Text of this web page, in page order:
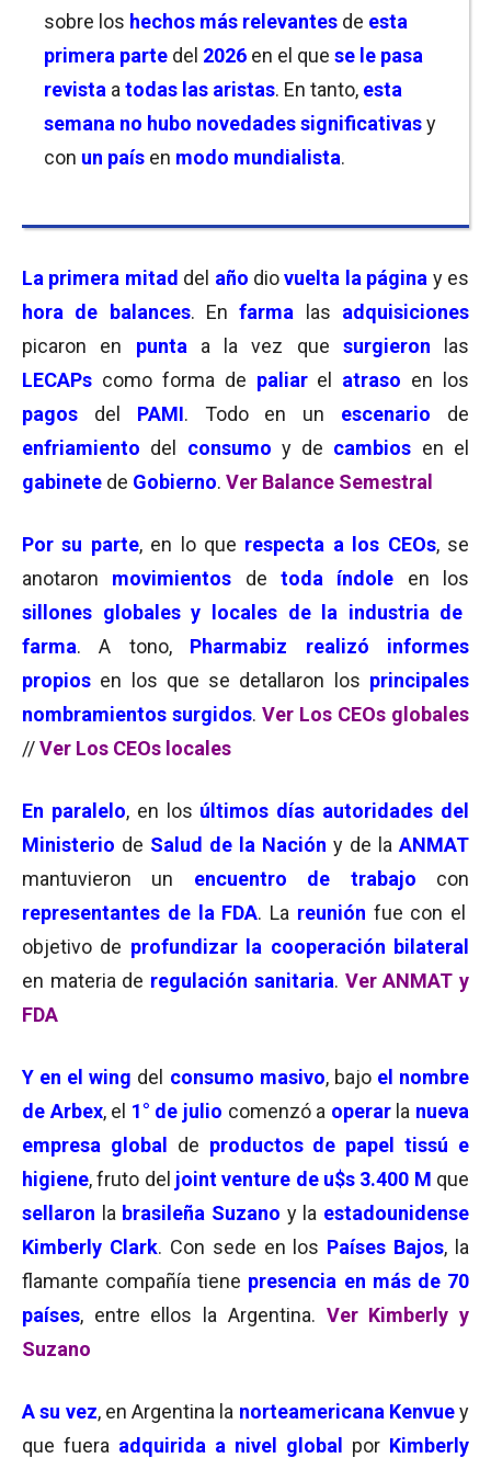
sobre los hechos más relevantes de esta
primera parte del 2026 en el que se le pasa
revista a todas las aristas. En tanto, esta
semana no hubo novedades significativasy
con un país en modo mundialista.
La primera mitad del año diovuelta la página y es
hora de
balances. Enfarma las adquisiciones
picaron en punta a la vez que surgieron
las
LECAPs como forma de paliar el atraso en los
pagos
del PAMI. Todo en un escenario
de
enfriamiento del consumo y de cambios en el
gabinete de Gobierno. Ver Balance Semestral
Por su parte, en lo que respecta a los CEOs, se
anotaron movimientos detoda índole en los
sillones globales y locales de la industria de
farma. A tono, Pharmabiz realizó informes
propios en los que se detallaron los principales
nombramientos surgidos. Ver Los CEOs globales
//Ver Los CEOs locales
En paralelo, en los últimos días autoridades del
Ministerio de Salud de la Nación y de la ANMAT
mantuvieron un encuentro de trabajo con
representantes de la FDA. La reunión fue con el
objetivo de profundizar la cooperación bilateral
en materia de regulación sanitaria. Ver ANMAT y
FDA
Y en el wing del consumo masivo, bajo el nombre
de Arbex, el 1° de julio comenzó a operar la nueva
empresa global
de productos de papel tissú e
higiene, fruto del joint venture de u$s 3.400 M que
sellaron la brasileña Suzano y la estadounidense
Kimberly Clark. Con sede en los Países Bajos, la
flamante compañía tiene presencia en más de 70
países, entre ellos la Argentina. Ver Kimberly y
Suzano
A su vez, en Argentina la norteamericana Kenvuey
que fuera adquirida a nivel global por Kimberly